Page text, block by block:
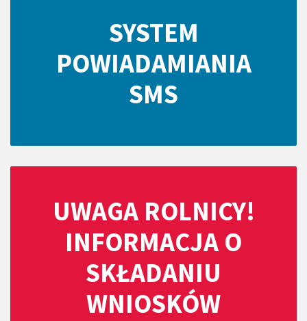
SYSTEM
POWIADAMIANIA
SMS
UWAGA ROLNICY!
INFORMACJA O
SKŁADANIU
WNIOSKÓW